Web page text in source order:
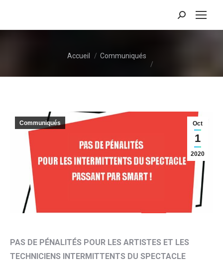
Recherche
:
Vous êtes ici :
Accueil Communiqués
Oct
1
2020
Communiqués
PAS DE PÉNALITÉS POUR LES ARTISTES ET LES
TECHNICIENS INTERMITTENTS DU SPECTACLE